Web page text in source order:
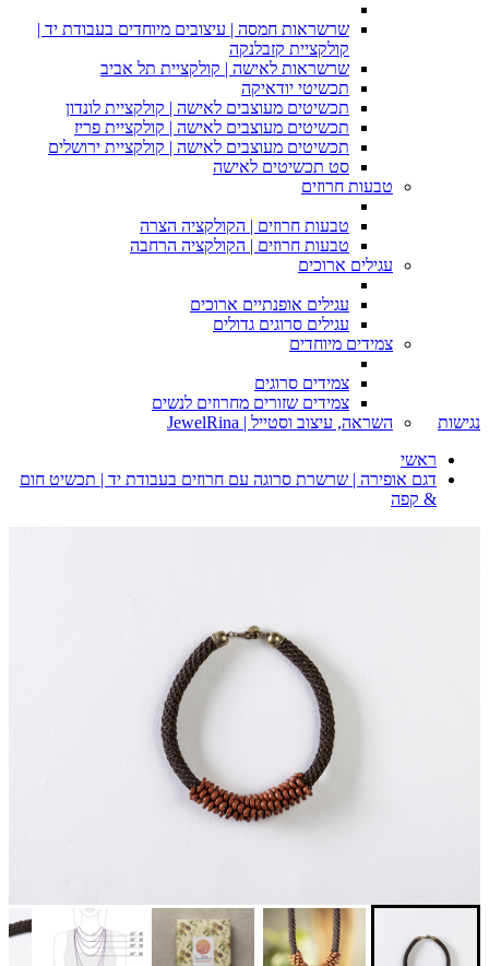
שרשראות חמסה | עיצובים מיוחדים בעבודת יד |
קולקציית קזבלנקה
שרשראות לאישה | קולקציית תל אביב
תכשיטי יודאיקה
תכשיטים מעוצבים לאישה | קולקציית לונדון
תכשיטים מעוצבים לאישה | קולקציית פריז
תכשיטים מעוצבים לאישה | קולקציית ירושלים
סט תכשיטים לאישה
טבעות חרוזים
טבעות חרוזים | הקולקציה הצרה
טבעות חרוזים | הקולקציה הרחבה
עגילים ארוכים
עגילים אופנתיים ארוכים
עגילים סרוגים גדולים
צמידים מיוחדים
צמידים סרוגים
צמידים שזורים מחרוזים לנשים
השראה, עיצוב וסטייל | JewelRina
ראשי
דגם אופירה | שרשרת סרוגה עם חרוזים בעבודת יד | תכשיט חום
& קפה
נגישות